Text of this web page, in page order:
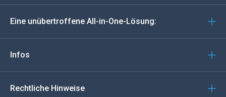
Deutsch
Eine unübertroffene All-in-One-Lösung:
Infos
Rechtliche Hinweise